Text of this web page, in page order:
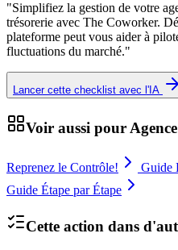
"Simplifiez la gestion de votre
trésorerie avec The Coworker.
plateforme peut vous aider à
fluctuations du marché."
Lancer cette checklist avec l'IA
Voir aussi pour
Reprenez le Contrôle! Guide
Guide Étape par Étape
Cette action dans